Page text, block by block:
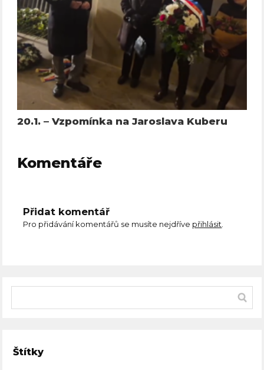
20.1. – Vzpomínka na Jaroslava Kuberu
Komentáře
Přidat komentář
Pro přidávání komentářů se musíte nejdříve přihlásit
Štítky